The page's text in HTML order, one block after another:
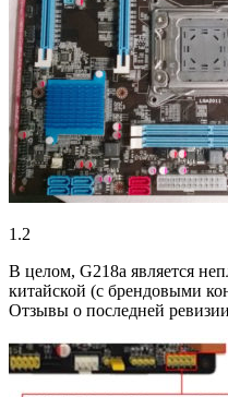
1.2
В целом, G218a является
китайской (с брендовыми
Отзывы о последней